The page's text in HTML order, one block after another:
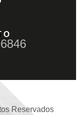
Reservados